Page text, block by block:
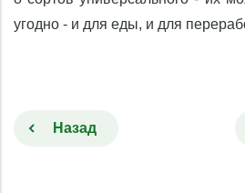
угодно - и для еды, и для
Назад